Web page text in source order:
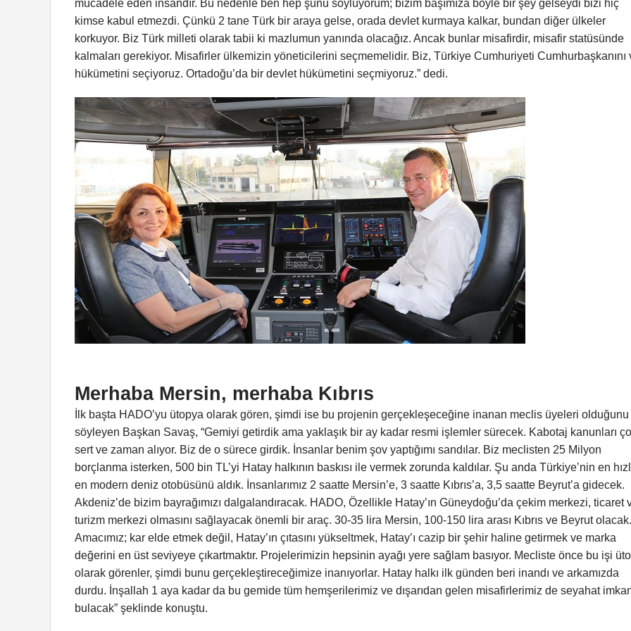
mücadele eden insandır. Bu nedenle ben hep şunu söylüyorum; bizim başımıza böyle bir şey gelseydi bizi hiç
kimse kabul etmezdi. Çünkü 2 tane Türk bir araya gelse, orada devlet kurmaya kalkar, bundan diğer ülkeler
korkuyor. Biz Türk milleti olarak tabii ki mazlumun yanında olacağız. Ancak bunlar misafirdir, misafir statüsünde
kalmaları gerekiyor. Misafirler ülkemizin yöneticilerini seçmemelidir. Biz, Türkiye Cumhuriyeti Cumhurbaşkanını
hükümetini seçiyoruz. Ortadoğu’da bir devlet hükümetini seçmiyoruz.” dedi.
Merhaba Mersin, merhaba Kıbrıs
İlk başta HADO’yu ütopya olarak gören, şimdi ise bu projenin gerçekleşeceğine inanan meclis üyeleri olduğunu
söyleyen Başkan Savaş, “Gemiyi getirdik ama yaklaşık bir ay kadar resmi işlemler sürecek. Kabotaj kanunları
sert ve zaman alıyor. Biz de o sürece girdik. İnsanlar benim şov yaptığımı sandılar. Biz meclisten 25 Milyon
borçlanma isterken, 500 bin TL’yi Hatay halkının baskısı ile vermek zorunda kaldılar. Şu anda Türkiye’nin en
en modern deniz otobüsünü aldık. İnsanlarımız 2 saatte Mersin’e, 3 saatte Kıbrıs’a, 3,5 saatte Beyrut’a gidecek.
Akdeniz’de bizim bayrağımızı dalgalandıracak. HADO, Özellikle Hatay’ın Güneydoğu’da çekim merkezi, ticaret
turizm merkezi olmasını sağlayacak önemli bir araç. 30-35 lira Mersin, 100-150 lira arası Kıbrıs ve Beyrut olacak.
Amacımız; kar elde etmek değil, Hatay’ın çıtasını yükseltmek, Hatay’ı cazip bir şehir haline getirmek ve marka
değerini en üst seviyeye çıkartmaktır. Projelerimizin hepsinin ayağı yere sağlam basıyor. Mecliste önce bu işi
olarak görenler, şimdi bunu gerçekleştireceğimize inanıyorlar. Hatay halkı ilk günden beri inandı ve arkamızda
durdu. İnşallah 1 aya kadar da bu gemide tüm hemşerilerimiz ve dışarıdan gelen misafirlerimiz de seyahat
bulacak” şeklinde konuştu.